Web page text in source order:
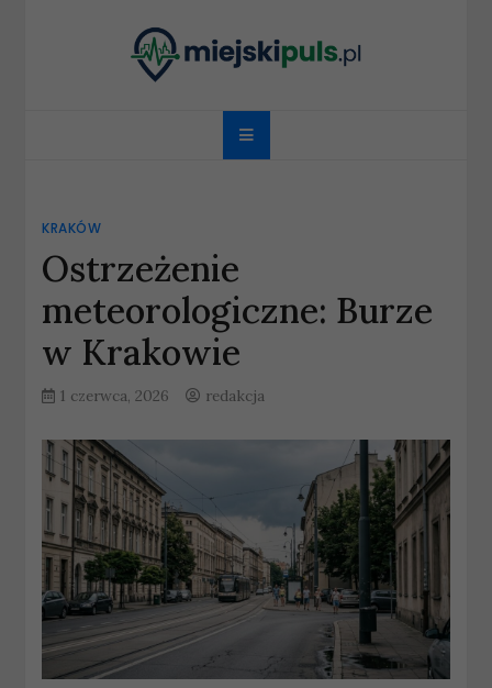
miejskipuls.pl
KRAKÓW
Ostrzeżenie
meteorologiczne: Burze
w Krakowie
1 czerwca, 2026 redakcja